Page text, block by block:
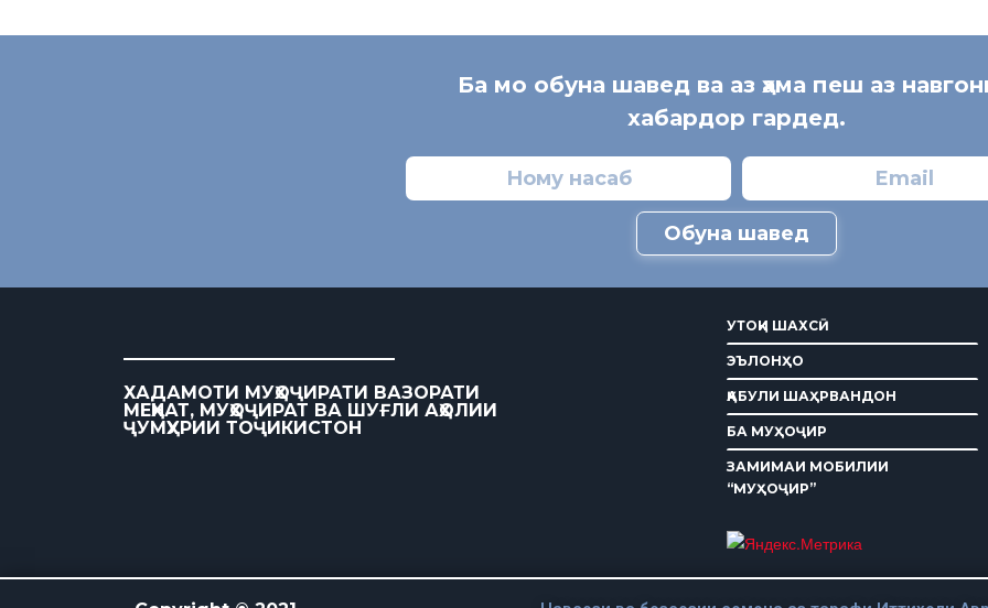
Ба мо обуна шавед ва аз ҳама пеш аз
хабардор гардед.
Обуна шавед
ХАДАМОТИ МУҲОҶИРАТИ ВАЗОРАТИ
МЕҲНАТ, МУҲОҶИРАТ ВА ШУҒЛИ АҲОЛИИ
ҶУМҲУРИИ ТОҶИКИСТОН
УТОҚИ ШАХСӢ
ЭЪЛОНҲО
ҚАБУЛИ ШАҲРВАНДОН
БА МУҲОҶИР
ЗАМИМАИ МОБИЛИИ
“МУҲОҶИР”